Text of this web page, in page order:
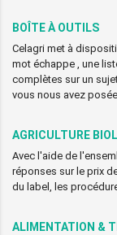
BOÎTE À OUTILS
Celagri met à
mot échappe , une
complètes sur un
vous nous avez
AGRICULTURE
Avec l'aide de
réponses sur le prix
du label, les
ALIMENTATION &